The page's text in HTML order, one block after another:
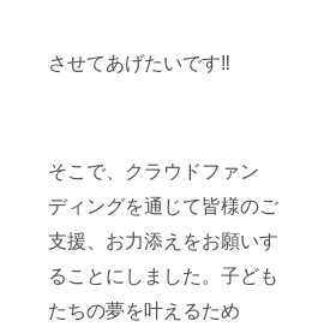
させてあげたいです‼
そこで、クラウドファン
ディングを通じて皆様のご
支援、お力添えをお願いす
ることにしました。子ども
たちの夢を叶えるため